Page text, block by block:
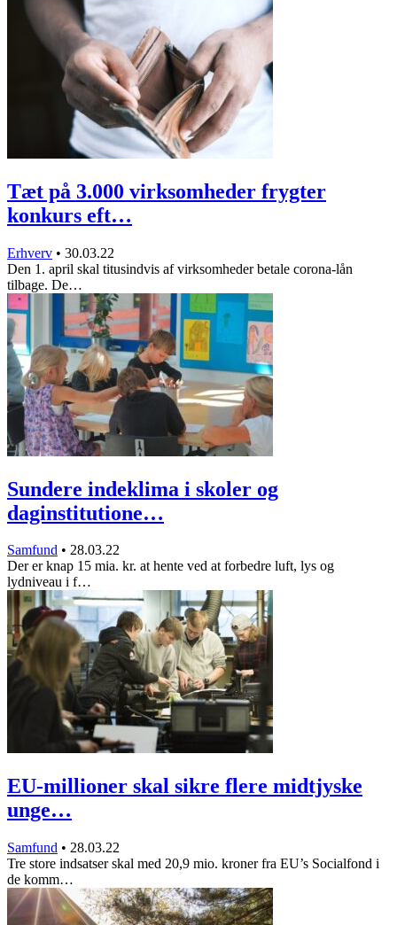
Tæt på 3.000 virksomheder frygter
konkurs eft…
Erhverv • 30.03.22
Den 1. april skal titusindvis af virksomheder betale corona-lån
tilbage. De…
Sundere indeklima i skoler og
daginstitutione…
Samfund • 28.03.22
Der er knap 15 mia. kr. at hente ved at forbedre luft, lys og
lydniveau i f…
EU-millioner skal sikre flere midtjyske
unge…
Samfund • 28.03.22
Tre store indsatser skal med 20,9 mio. kroner fra EU’s Socialfond i
de komm…